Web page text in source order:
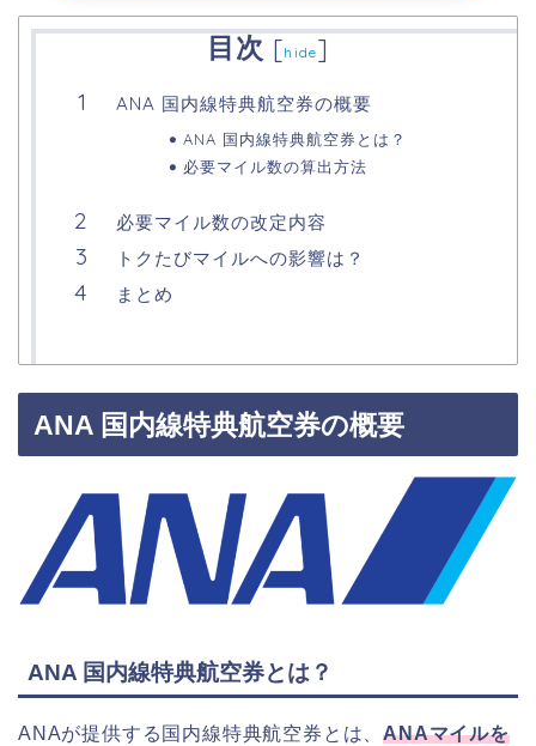
目次 [hide]
ANA 国内線特典航空券の概要
ANA 国内線特典航空券とは？
必要マイル数の算出方法
必要マイル数の改定内容
トクたびマイルへの影響は？
まとめ
ANA 国内線特典航空券の概要
ANA 国内線特典航空券とは？
ANAが提供する国内線特典航空券とは、ANAマイルを